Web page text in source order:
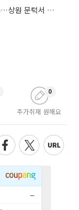
美 클래리티 법안 연내 통과 가능성 13%…상원 문턱서 제동
추가취재 원해요
0